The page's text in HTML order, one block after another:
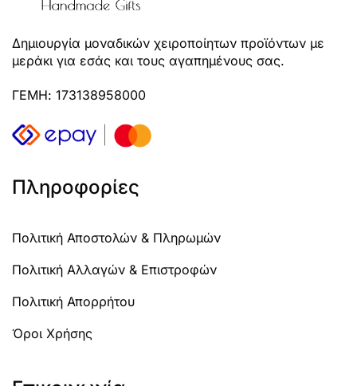
Δημιουργία μοναδικών χειροποίητων προϊόντων με
μεράκι για εσάς και τους αγαπημένους σας.
ΓΕΜΗ: 173138958000
Πληροφορίες
Πολιτική Αποστολών & Πληρωμών
Πολιτική Αλλαγών & Επιστροφών
Πολιτική Απορρήτου
Όροι Χρήσης